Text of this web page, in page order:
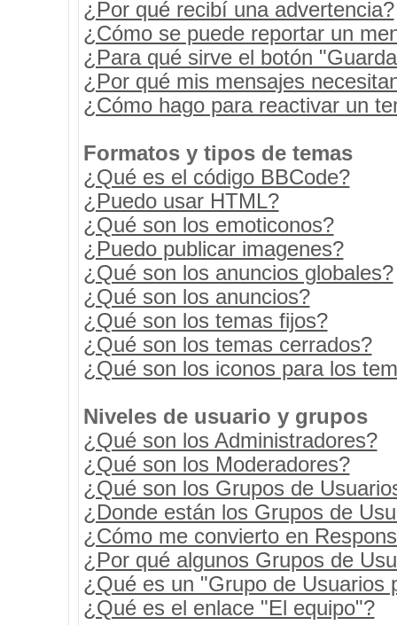
¿Por qué recibí una advertencia?
¿Cómo se puede reportar un
¿Para qué sirve el botón
¿Por qué mis mensajes
¿Cómo hago para reactivar un
Formatos y tipos de temas
¿Qué es el código BBCode?
¿Puedo usar HTML?
¿Qué son los emoticonos?
¿Puedo publicar imagenes?
¿Qué son los anuncios globales?
¿Qué son los anuncios?
¿Qué son los temas fijos?
¿Qué son los temas cerrados?
¿Qué son los iconos para los
Niveles de usuario y grupos
¿Qué son los Administradores?
¿Qué son los Moderadores?
¿Qué son los Grupos de
¿Donde están los Grupos de
¿Cómo me convierto en
¿Por qué algunos Grupos de
¿Qué es un "Grupo de Usuarios
¿Qué es el enlace "El equipo"?